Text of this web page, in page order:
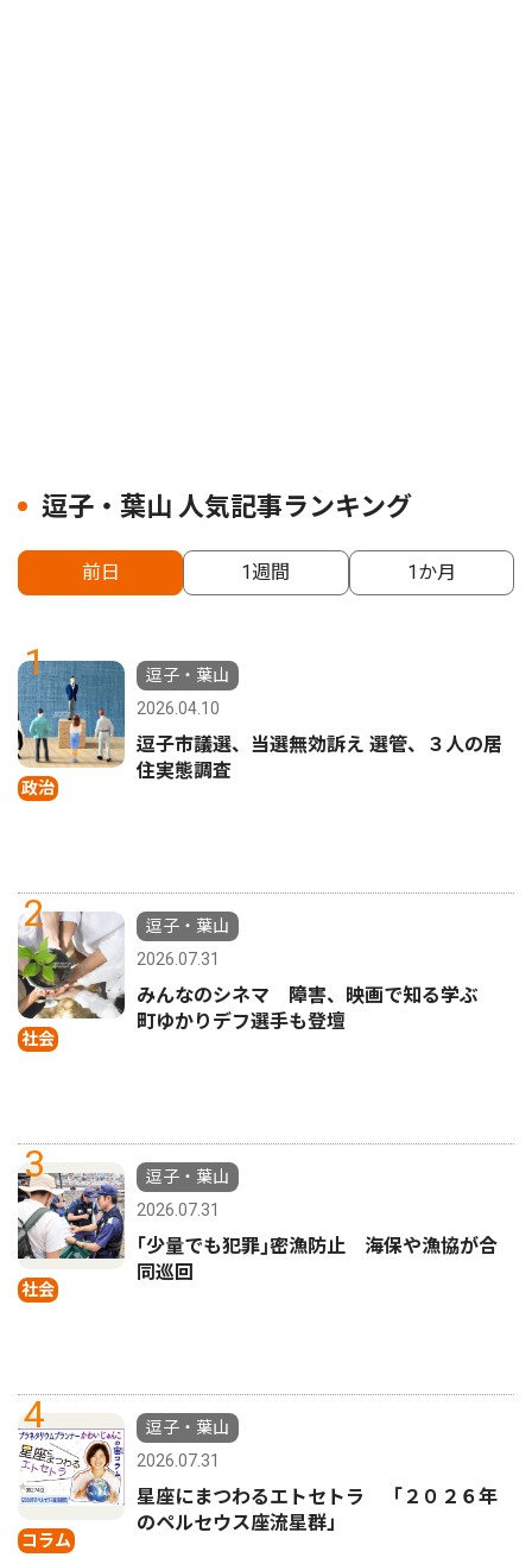
逗子・葉山 人気記事ランキング
前日 1週間 1か月
1
政治
逗子・葉山
2026.04.10
逗子市議選、当選無効訴え 選管、３人の居
住実態調査
2
社会
逗子・葉山
2026.07.31
みんなのシネマ 障害、映画で知る学ぶ
町ゆかりデフ選手も登壇
3
社会
逗子・葉山
2026.07.31
｢少量でも犯罪｣密漁防止 海保や漁協が合
同巡回
4
コラム
逗子・葉山
2026.07.31
星座にまつわるエトセトラ 「２０２６年
のペルセウス座流星群」